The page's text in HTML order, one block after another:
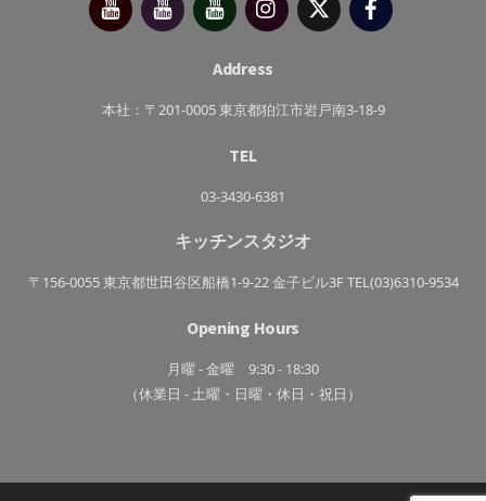
別
府
っ
ぷ
っ
ぷ
き
ん
Twitter）
Address
本社：〒201-0005 東京都狛江市岩戸南3-18-9
TEL
03-3430-6381
キッチンスタジオ
〒156-0055 東京都世田谷区船橋1-9-22 金子ビル3F TEL(03)6310-9534
Opening Hours
月曜 - 金曜 9:30 - 18:30
（休業日 - 土曜・日曜・休日・祝日）